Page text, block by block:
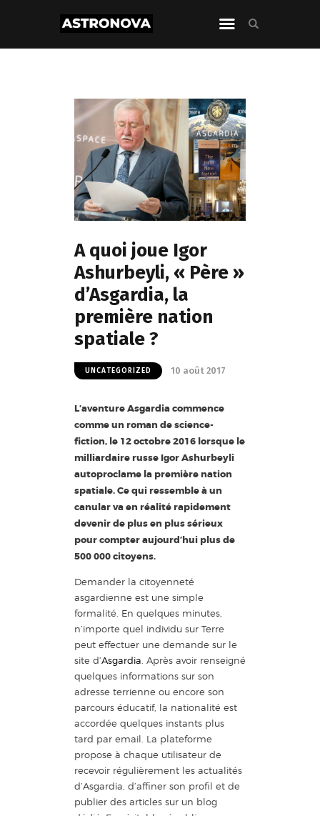
A quoi joue Igor
Ashurbeyli, « Père »
d’Asgardia, la
première nation
spatiale ?
UNCATEGORIZED 10 août 2017
L’aventure Asgardia commence
comme un roman de science-
fiction, le 12 octobre 2016 lorsque le
milliardaire russe Igor Ashurbeyli
autoproclame la première nation
spatiale. Ce qui ressemble à un
canular va en réalité rapidement
devenir de plus en plus sérieux
pour compter aujourd’hui plus de
500 000 citoyens.
Demander la citoyenneté
asgardienne est une simple
formalité. En quelques minutes,
n’importe quel individu sur Terre
peut effectuer une demande sur le
site d’Asgardia . Après avoir renseigné
quelques informations sur son
adresse terrienne ou encore son
parcours éducatif, la nationalité est
accordée quelques instants plus
tard par email. La plateforme
propose à chaque utilisateur de
recevoir régulièrement les actualités
d’Asgardia, d’affiner son profil et de
publier des articles sur un blog